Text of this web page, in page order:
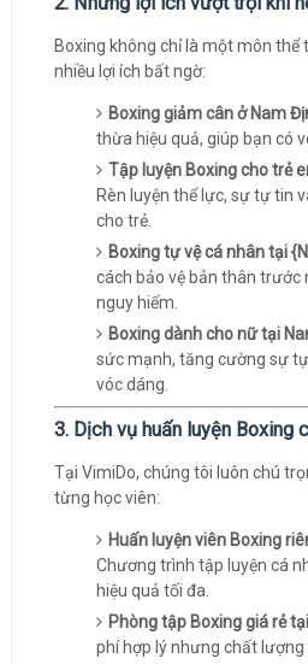
Boxing không chỉ là một môn thể
nhiều lợi ích bất ngờ:
Boxing giảm cân ở Nam
thừa hiệu quả, giúp bạn có
Tập luyện Boxing cho trẻ
Rèn luyện thể lực, sự tự tin
cho trẻ.
Boxing tự vệ cá nhân tại
cách bảo vệ bản thân trước
nguy hiểm.
Boxing dành cho nữ tại
sức mạnh, tăng cường sự
vóc dáng.
3. Dịch vụ huấn luyện Boxing
Tại VimiDo, chúng tôi luôn chú
từng học viên:
Huấn luyện viên Boxing
Chương trình tập luyện cá
hiệu quả tối đa.
Phòng tập Boxing giá rẻ
phí hợp lý nhưng chất lượng